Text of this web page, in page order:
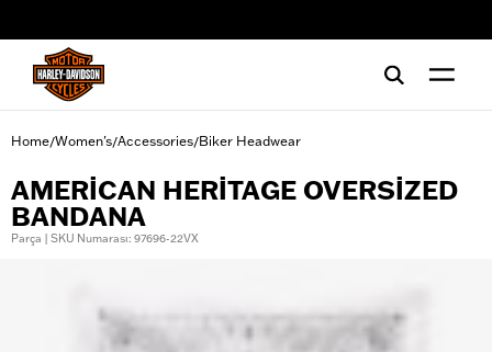
Home/Women's/Accessories/Biker Headwear
AMERICAN HERITAGE OVERSIZED
BANDANA
Parça | SKU Numarası: 97696-22VX